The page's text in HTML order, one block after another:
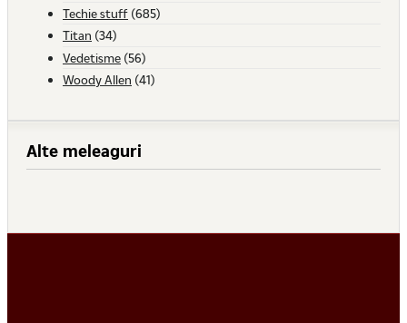
Techie stuff (685)
Titan (34)
Vedetisme (56)
Woody Allen (41)
Alte meleaguri